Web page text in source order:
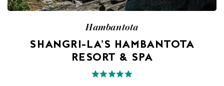
Hambantota
SHANGRI-LA’S HAMBANTOTA
RESORT & SPA